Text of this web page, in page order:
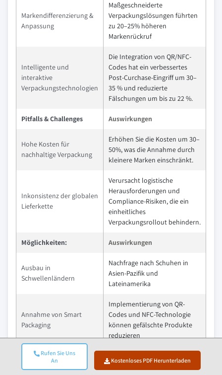
Rufen Sie Uns
An
Kostenloses PDF Herunterladen
Markendifferenzierung &
Anpassung
Maßgeschneiderte
Verpackungslösungen führten
zu 20–25% höheren
Markenrückruf
Intelligente und
interaktive
Verpackungstechnologien
Die Integration von QR/NFC-
Codes hat ein verbessertes
Post-Curchase-Eingriff um 30–
35 % und reduzierte
Fälschungen um bis zu 22 %.
Pitfalls & Challenges Auswirkungen
Hohe Kosten für
nachhaltige Verpackung
Erhöhen Sie die Kosten um 30–
50%, was die Annahme durch
kleinere Marken einschränkt.
Inkonsistenz der globalen
Lieferkette
Verursacht logistische
Herausforderungen und
Compliance-Risiken, die ein
einheitliches
Verpackungsrollout behindern.
Möglichkeiten: Auswirkungen
Ausbau in
Schwellenländern
Nachfrage nach Schuhen in
Asien-Pazifik und
Lateinamerika
Annahme von Smart
Packaging
Implementierung von QR-
Codes und NFC-Technologie
können gefälschte Produkte
reduzieren
Marktführer (2024)